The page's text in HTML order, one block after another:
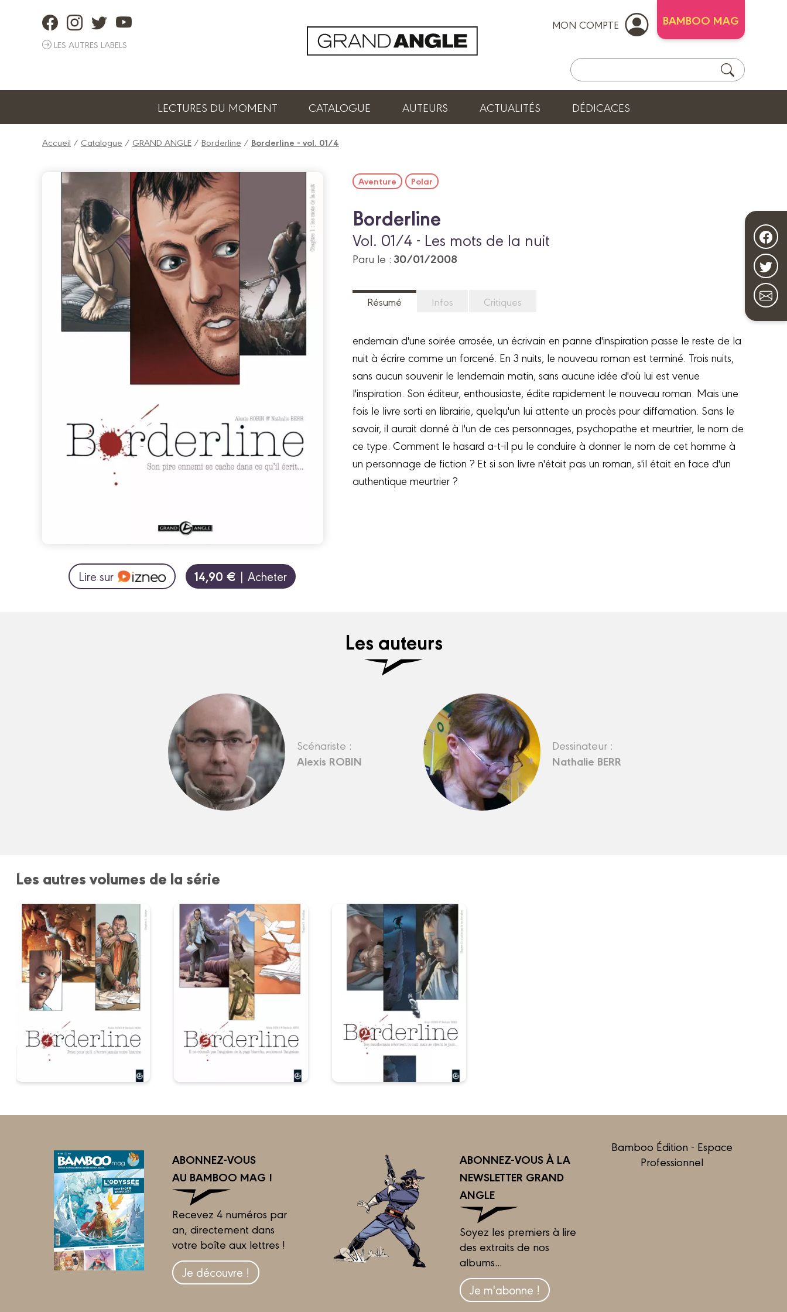
LES AUTRES LABELS
MON COMPTE BAMBOO MAG
LECTURES DU MOMENT CATALOGUE AUTEURS ACTUALITÉS DÉDICACES
Accueil / Catalogue / GRAND ANGLE / Borderline / Borderline - vol. 01/4
Lire sur 14,90 € | Acheter
Aventure Polar
Borderline
Vol. 01/4 - Les mots de la nuit
Paru le :30/01/2008
Résumé Infos Critiques
endemain d'une soirée arrosée, un écrivain en panne d'inspiration passe le reste de la
nuit à écrire comme un forcené. En 3 nuits, le nouveau roman est terminé. Trois nuits,
sans aucun souvenir le lendemain matin, sans aucune idée d'où lui est venue
l'inspiration. Son éditeur, enthousiaste, édite rapidement le nouveau roman. Mais une
fois le livre sorti en librairie, quelqu'un lui attente un procès pour diffamation. Sans le
savoir, il aurait donné à l'un de ces personnages, psychopathe et meurtrier, le nom de
ce type. Comment le hasard a-t-il pu le conduire à donner le nom de cet homme à
un personnage de fiction ? Et si son livre n'était pas un roman, s'il était en face d'un
authentique meurtrier ?
Les auteurs
Scénariste :
Alexis ROBIN
Dessinateur :
Nathalie BERR
Les autres volumes de la série
ABONNEZ-VOUS
AU BAMBOO MAG !
Recevez 4 numéros par
an, directement dans
votre boîte aux lettres !
Je découvre !
ABONNEZ-VOUS À LA
NEWSLETTER GRAND
ANGLE
Soyez les premiers à lire
des extraits de nos
albums...
Je m'abonne !
Bamboo Édition - Espace
Professionnel